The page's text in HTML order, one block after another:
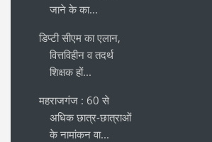
जाने के का...
डिप्टी सीएम का एलान,
वित्तविहीन व तदर्थ
शिक्षक हों...
महराजगंज : 60 से
अधिक छात्र-छात्राओं
के नामांकन वा...